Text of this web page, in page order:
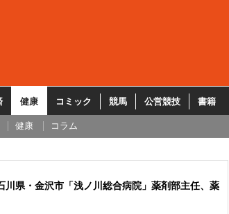
健康 コミック 競馬 公営競技 書籍
健康 コラム
川県・金沢市「浅ノ川総合病院」薬剤部主任、薬